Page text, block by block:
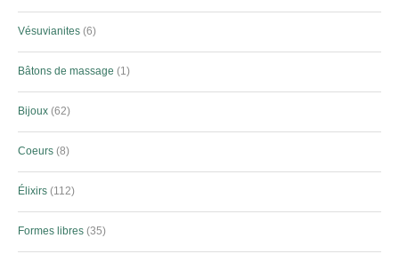
Vésuvianites 6
Bâtons de massage 1
Bijoux 62
Coeurs 8
Élixirs 112
Formes libres 35